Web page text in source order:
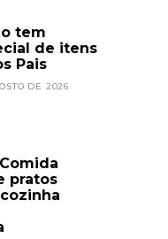
tem
de itens
Pais
DE 2026
pratos